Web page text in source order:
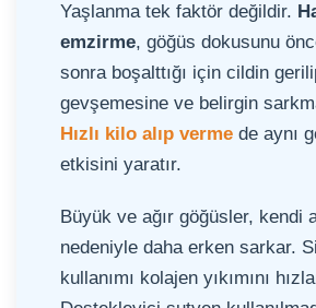
Yaşlanma tek faktör değildir.
emzirme, göğüs dokusunu
sonra boşalttığı için cildin
gevşemesine ve belirgin
Hızlı kilo alıp verme de aynı
etkisini yaratır.
Büyük ve ağır göğüsler, kendi
nedeniyle daha erken sarkar.
kullanımı kolajen yıkımını